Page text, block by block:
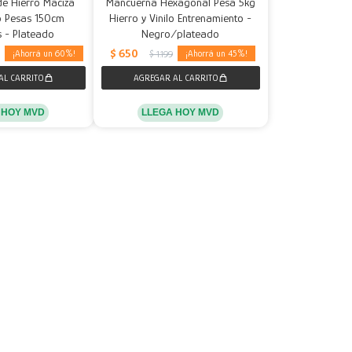
150cm
- Plateado
60
MVD
Hierro y Vinilo Entrenamiento -
Negro/plateado
$ 650 $ 1.199 45
LLEGA HOY MVD